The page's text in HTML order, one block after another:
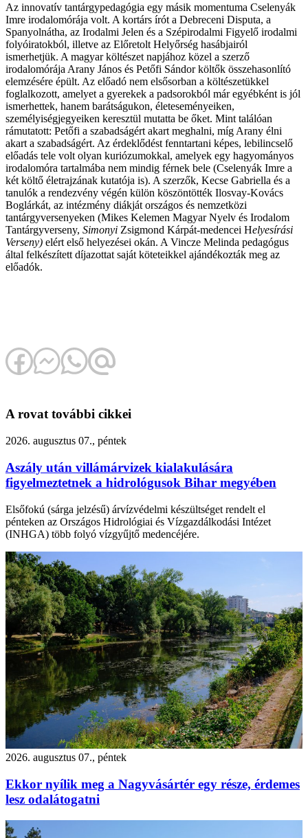
Az innovatív tantárgypedagógia egy másik momentuma Cselenyák
Imre irodalomórája volt. A kortárs írót a Debreceni Disputa, a
Spanyolnátha, az Irodalmi Jelen és a Szépirodalmi Figyelő irodalmi
folyóiratokból, illetve az Előretolt Helyőrség hasábjairól
ismerhetjük. A magyar költészet napjához közel a szerző
irodalomórája Arany János és Petőfi Sándor költők összehasonlító
elemzésére épült. Az előadó nem elsősorban a költészetükkel
foglalkozott, amelyet a gyerekek a padsorokból már egyébként is jól
ismerhettek, hanem barátságukon, életeseményeiken,
személyiségjegyeiken keresztül mutatta be őket. Mint találóan
rámutatott: Petőfi a szabadságért akart meghalni, míg Arany élni
akart a szabadságért. Az érdeklődést fenntartani képes, lebilincselő
előadás tele volt olyan kuriózumokkal, amelyek egy hagyományos
irodalomóra tartalmába nem mindig férnek bele (Cselenyák Imre a
két költő életrajzának kutatója is). A szerzők, Kecse Gabriella és a
tanulók a rendezvény végén külön köszöntötték Ilosvay-Kovács
Boglárkát, az intézmény diákját országos és nemzetközi
tantárgyversenyeken (Mikes Kelemen Magyar Nyelv és Irodalom
Tantárgyverseny, Simonyi Zsigmond Kárpát-medencei Helyesírási
Verseny) elért első helyezései okán. A Vincze Melinda pedagógus
által felkészített díjazottat saját köteteikkel ajándékozták meg az
előadók.
A rovat további cikkei
2026. augusztus 07., péntek
Aszály után villámárvizek kialakulására
figyelmeztetnek a hidrológusok Bihar megyében
Elsőfokú (sárga jelzésű) árvízvédelmi készültséget rendelt el
pénteken az Országos Hidrológiai és Vízgazdálkodási Intézet
(INHGA) több folyó vízgyűjtő medencéjére.
2026. augusztus 07., péntek
Ekkor nyílik meg a Nagyvásártér egy része, érdemes
lesz odalátogatni